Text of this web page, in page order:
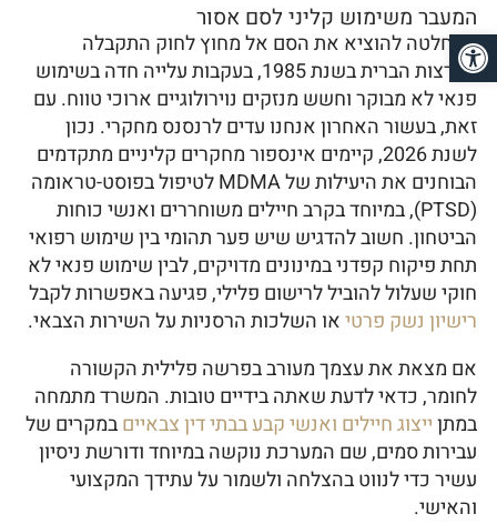
המעבר משימוש קליני לסם אסור
ההחלטה להוציא את הסם אל מחוץ לחוק התקבלה
בארצות הברית בשנת 1985, בעקבות עלייה חדה בשימוש
פנאי לא מבוקר וחשש מנזקים נוירולוגיים ארוכי טווח. עם
זאת, בעשור האחרון אנחנו עדים לרנסנס מחקרי. נכון
לשנת 2026, קיימים אינספור מחקרים קליניים מתקדמים
הבוחנים את היעילות של MDMA לטיפול בפוסט-טראומה
(PTSD), במיוחד בקרב חיילים משוחררים ואנשי כוחות
הביטחון. חשוב להדגיש שיש פער תהומי בין שימוש רפואי
תחת פיקוח קפדני במינונים מדויקים, לבין שימוש פנאי לא
חוקי שעלול להוביל לרישום פלילי, פגיעה באפשרות לקבל
רישיון נשק פרטיאו השלכות הרסניות על השירות הצבאי.
אם מצאת את עצמך מעורב בפרשה פלילית הקשורה
לחומר, כדאי לדעת שאתה בידיים טובות. המשרד מתמחה
במתןייצוג חיילים ואנשי קבע בבתי דין צבאייםבמקרים של
עבירות סמים, שם המערכת נוקשה במיוחד ודורשת ניסיון
עשיר כדי לנווט בהצלחה ולשמור על עתידך המקצועי
והאישי.
פתח סרגל נגישות